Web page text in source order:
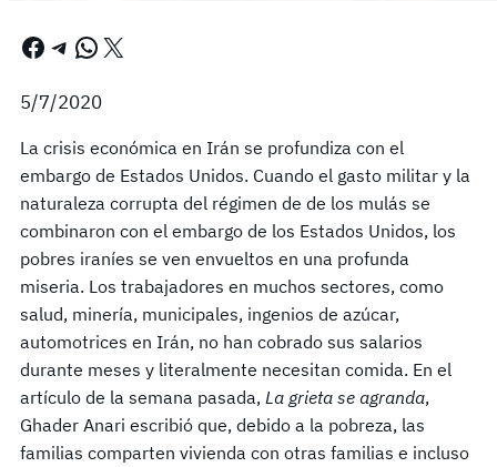
Facebook Telegram WhatsApp X
5/7/2020
La crisis económica en Irán se profundiza con el
embargo de Estados Unidos. Cuando el gasto militar y la
naturaleza corrupta del régimen de de los mulás se
combinaron con el embargo de los Estados Unidos, los
pobres iraníes se ven envueltos en una profunda
miseria. Los trabajadores en muchos sectores, como
salud, minería, municipales, ingenios de azúcar,
automotrices en Irán, no han cobrado sus salarios
durante meses y literalmente necesitan comida. En el
artículo de la semana pasada, La grieta se agranda,
Ghader Anari escribió que, debido a la pobreza, las
familias comparten vivienda con otras familias e incluso